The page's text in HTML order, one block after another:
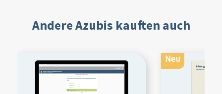
Andere Azubis kauften auch
Neu